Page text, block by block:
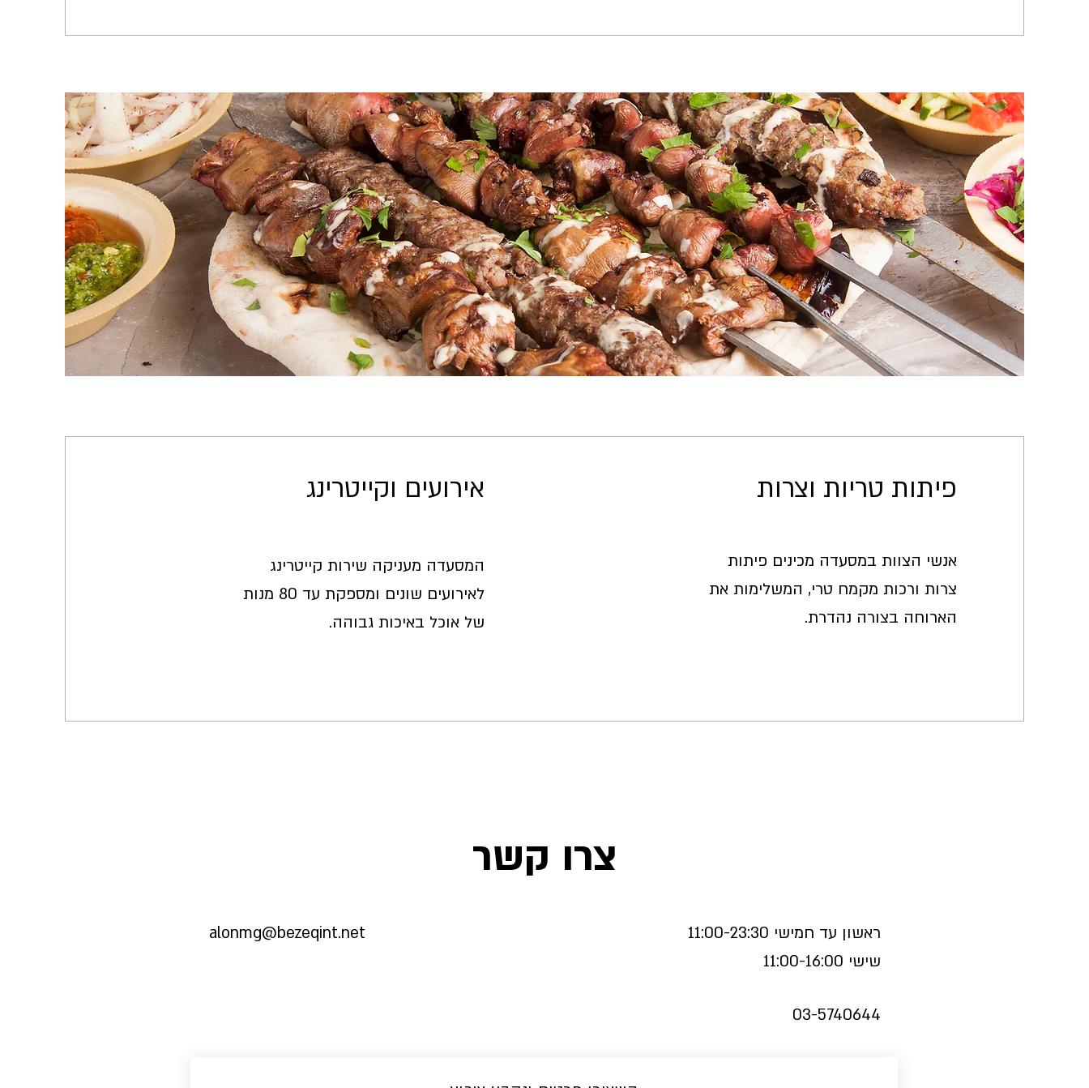
אירועים וקייטרינג
המסעדה מעניקה שירות קייטרינג
לאירועים שונים ומספקת עד 80 מנות
של אוכל באיכות גבוהה.
פיתות טריות וצרות
אנשי הצוות במסעדה מכינים פיתות
צרות ורכות מקמח טרי, המשלימות את
הארוחה בצורה נהדרת.
צרו קשר
alonmg@bezeqint.net
ראשון עד חמישי 11:00-23:30
שישי 11:00-16:00
03-5740644